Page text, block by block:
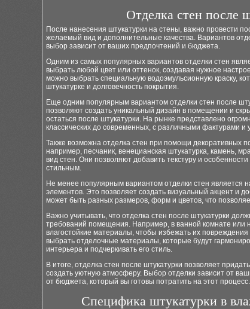
Отделка стен после
После нанесения штукатурки на стены, важно провести
желаемый вид и дополнительные качества. Вариантов
выбор зависит от ваших предпочтений и бюджета.
Одним из самых популярных вариантов отделки стен
выбрать любой цвет или оттенок, создавая нужное
можно выбрать специальную водоэмульсионную краску,
штукатурке и долговечность покрытия.
Еще одним популярным вариантом отделки стен после
позволяют создать уникальный дизайн в помещении и
остаться после штукатурки. На рынке представлено
классических до современных, с различными фактурами и
Также возможна отделка стен при помощи декоративных
например, песчаник, венецианская штукатурка, камень,
вид стен. Они позволяют добавить текстуру и
стильным.
Не менее популярным вариантом отделки стен является
элементов. Это позволяет создать визуальный акцент и
может быть разных размеров, форм и цветов, что
Важно учитывать, что отделка стен после штукатурки
требований помещения. Например, в ванной комнате или
влагостойкие материалы, чтобы избежать их
выбрать отделочные материалы, которые будут
интерьера и подчеркивать его стиль.
В итоге, отделка стен после штукатурки позволяет
создать уютную атмосферу. Выбор отделки зависит от
от бюджета, который вы готовы потратить на этот процесс.
Специфика штукатурки в